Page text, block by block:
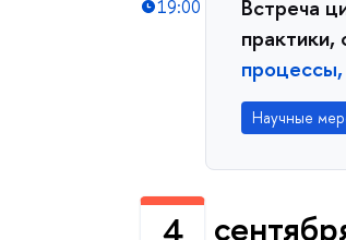
19:00
Встреча
практики,
Научные